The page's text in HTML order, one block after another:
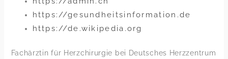
https://gesundheitsinformation.de
https://de.wikipedia.org
Fachärztin für Herzchirurgie bei Deutsches Herzzentrum